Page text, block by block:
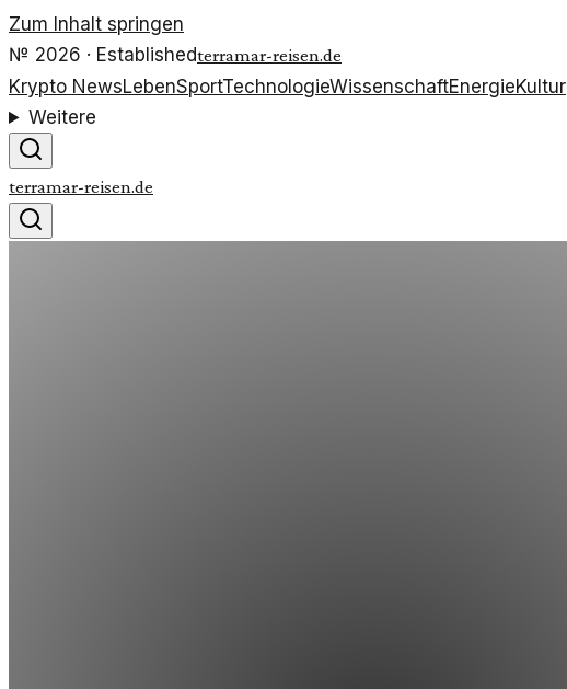
Zum Inhalt springen
№ 2026 · Establishedterramar-reisen.de
Krypto NewsLebenSportTechnologieWissenschaftEnergieKultur
Weitere
terramar-reisen.de